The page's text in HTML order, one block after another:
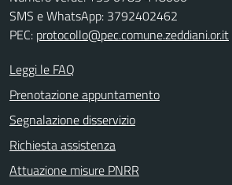
SMS e WhatsApp: 3792402462
PEC: protocollo@pec.comune.zeddiani.or.it
Leggi le FAQ
Prenotazione appuntamento
Segnalazione disservizio
Richiesta assistenza
Attuazione misure PNRR